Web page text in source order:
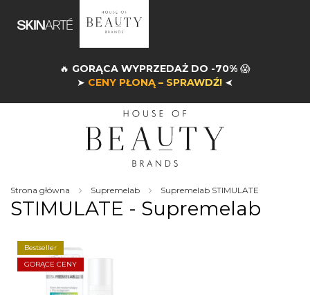
🔥 GORĄCA WYPRZEDAŻ DO -70% 😱
➤ CENY PŁONĄ – SPRAWDŹ! ➤
Strona główna Supremelab Supremelab STIMULATE
STIMULATE - Supremelab
Bestseller
GORĄCE CENY